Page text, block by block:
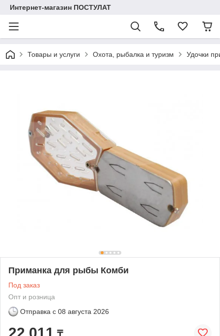
Интернет-магазин ПОСТУЛАТ
Товары и услуги Охота, рыбалка и туризм Удочки
Приманка для рыбы Комби
Под заказ
Опт и розница
Отправка с 08 августа 2026
22 011